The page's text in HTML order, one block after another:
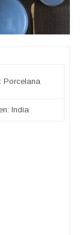
Porcelana
India